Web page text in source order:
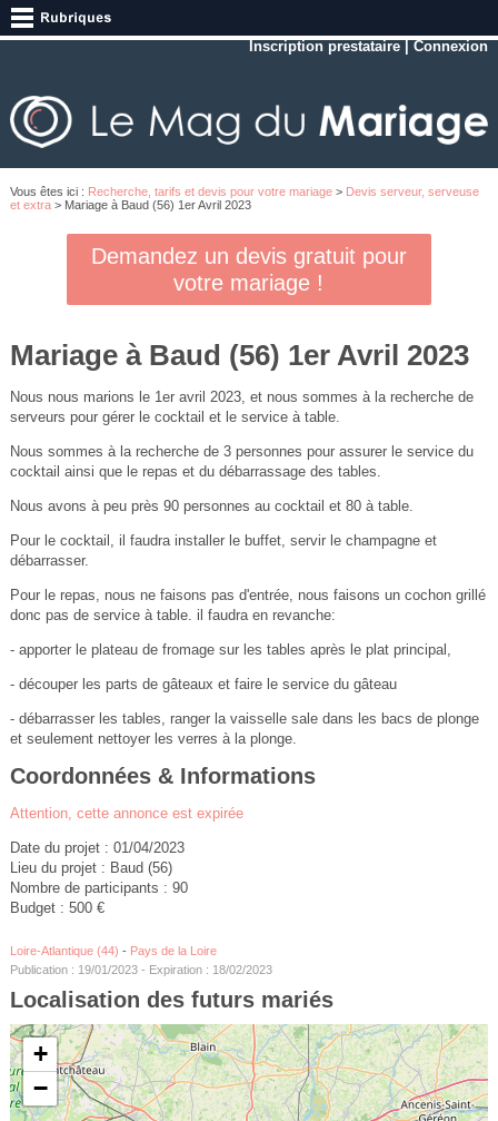
Inscription prestataire |Connexion
Vous êtes ici : Recherche, tarifs et devis pour votre mariage> Devis serveur, serveuse
et extra> Mariage à Baud (56) 1er Avril 2023
Demandez un devis gratuit pour
votre mariage !
Mariage à Baud (56) 1er Avril 2023
Nous nous marions le 1er avril 2023, et nous sommes à la recherche de
serveurs pour gérer le cocktail et le service à table.
Nous sommes à la recherche de 3 personnes pour assurer le service du
cocktail ainsi que le repas et du débarrassage des tables.
Nous avons à peu près 90 personnes au cocktail et 80 à table.
Pour le cocktail, il faudra installer le buffet, servir le champagne et
débarrasser.
Pour le repas, nous ne faisons pas d'entrée, nous faisons un cochon grillé
donc pas de service à table. il faudra en revanche:
- apporter le plateau de fromage sur les tables après le plat principal,
- découper les parts de gâteaux et faire le service du gâteau
- débarrasser les tables, ranger la vaisselle sale dans les bacs de plonge
et seulement nettoyer les verres à la plonge.
Coordonnées & Informations
Attention, cette annonce est expirée
Date du projet : 01/04/2023
Lieu du projet : Baud (56)
Nombre de participants : 90
Budget : 500 €
Loire-Atlantique (44) - Pays de la Loire
Publication : 19/01/2023 - Expiration : 18/02/2023
Localisation des futurs mariés
+
−